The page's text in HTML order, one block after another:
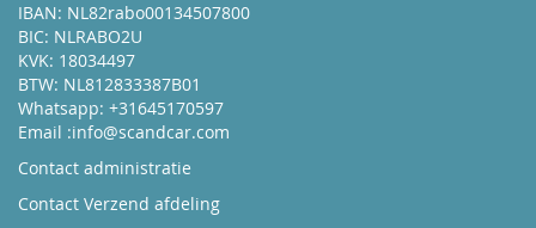
IBAN: NL82rabo00134507800
BIC: NLRABO2U
KVK: 18034497
BTW: NL812833387B01
Whatsapp: +31645170597
Email :info@scandcar.com
Contact administratie
Contact Verzend afdeling